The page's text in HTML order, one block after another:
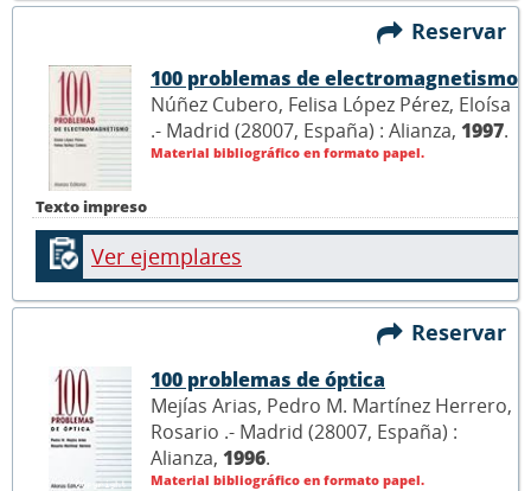
Reservar
Texto impreso
100 problemas de electromagnetismo
Núñez Cubero, Felisa López Pérez, Eloísa
.- Madrid (28007, España) : Alianza, 1997.
Material bibliográfico en formato papel.
Ver ejemplares
Reservar
100 problemas de óptica
Mejías Arias, Pedro M. Martínez Herrero,
Rosario .- Madrid (28007, España) :
Alianza, 1996.
Material bibliográfico en formato papel.